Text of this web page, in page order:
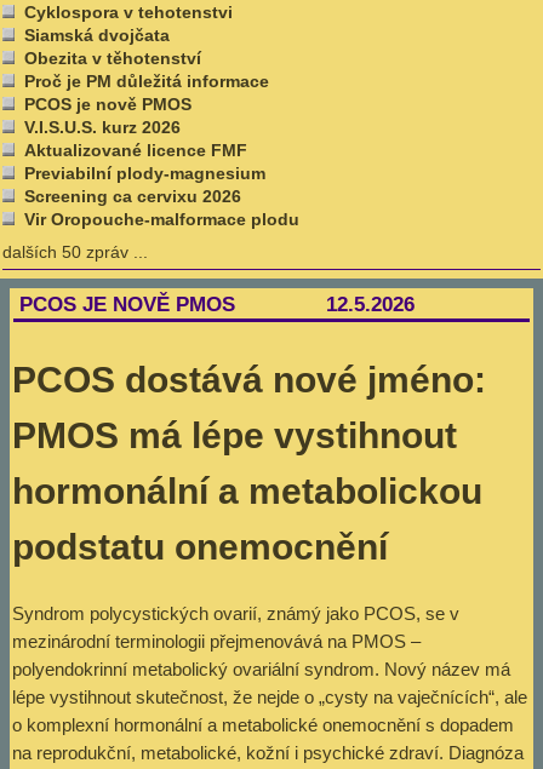
Cyklospora v tehotenstvi
Siamská dvojčata
Obezita v těhotenství
Proč je PM důležitá informace
PCOS je nově PMOS
V.I.S.U.S. kurz 2026
Aktualizované licence FMF
Previabilní plody-magnesium
Screening ca cervixu 2026
Vir Oropouche-malformace plodu
dalších 50 zpráv ...
PCOS JE NOVĚ PMOS 12.5.2026
PCOS dostává nové jméno:
PMOS má lépe vystihnout
hormonální a metabolickou
podstatu onemocnění
Syndrom polycystických ovarií, známý jako PCOS, se v
mezinárodní terminologii přejmenovává na PMOS –
polyendokrinní metabolický ovariální syndrom. Nový název má
lépe vystihnout skutečnost, že nejde o „cysty na vaječnících“, ale
o komplexní hormonální a metabolické onemocnění s dopadem
na reprodukční, metabolické, kožní i psychické zdraví. Diagnóza